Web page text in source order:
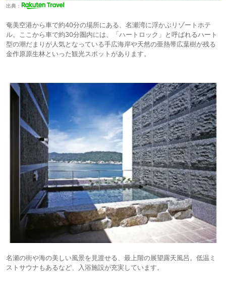
出典：
奄美空港から車で約40分の場所にある、名瀬湾に浮かぶリゾートホテ
ル。ここから車で約30分圏内には、「ハートロック」と呼ばれるハート
型の潮だまりが人気となっている手広海岸や天然の亜熱帯広葉樹が残る
金作原原生林といった観光スポットがあります。
名瀬の街や海の美しい風景を見渡せる、最上階の展望露天風呂。低温ミ
ストサウナもあるなど、入浴施設が充実しています。